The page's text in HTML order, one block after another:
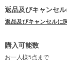
返品及びキャンセ
返品及びキャンセルに
購入可能数
お一人様5点まで